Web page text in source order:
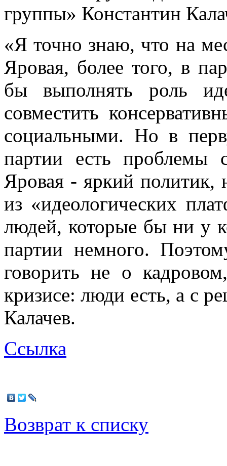
группы» Константин
«Я точно знаю, что на
Яровая, более того, в
бы выполнять роль
совместить
социальными. Но в
партии есть
Яровая - яркий политик,
из «идеологических
людей, которые бы ни у
партии немного.
говорить не о
кризисе: люди есть, а с
Калачев.
Ссылка
Возврат к списку